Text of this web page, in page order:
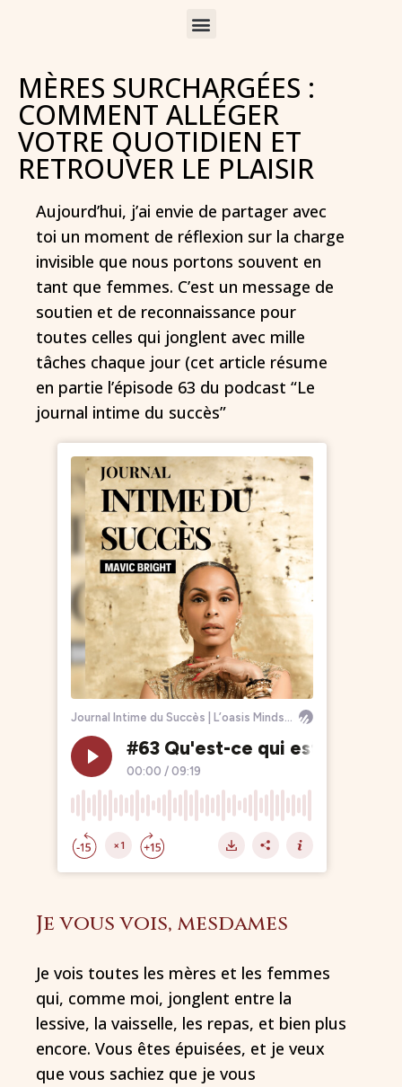
MÈRES SURCHARGÉES :
COMMENT ALLÉGER
VOTRE QUOTIDIEN ET
RETROUVER LE PLAISIR
Aujourd’hui, j’ai envie de partager avec
toi un moment de réflexion sur la charge
invisible que nous portons souvent en
tant que femmes. C’est un message de
soutien et de reconnaissance pour
toutes celles qui jonglent avec mille
tâches chaque jour (cet article résume
en partie l’épisode 63 du podcast “Le
journal intime du succès”
Je vous vois, mesdames
Je vois toutes les mères et les femmes
qui, comme moi, jonglent entre la
lessive, la vaisselle, les repas, et bien plus
encore. Vous êtes épuisées, et je veux
que vous sachiez que je vous